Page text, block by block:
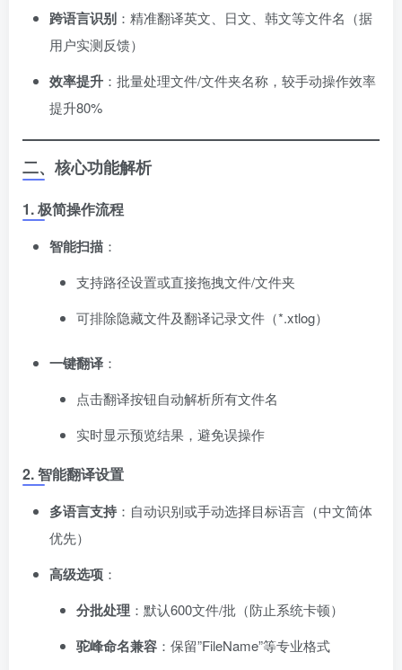
跨语言识别 ​：精准翻译英文、日文、韩文等文件名（据
用户实测反馈）
效率提升 ​：批量处理文件/文件夹名称，较手动操作效率
提升80%
二、核心功能解析
1. 极简操作流程
智能扫描 ​：
支持路径设置或直接拖拽文件/文件夹
可排除隐藏文件及翻译记录文件（*.xtlog）
一键翻译 ​：
点击翻译按钮自动解析所有文件名
实时显示预览结果，避免误操作
2. 智能翻译设置
多语言支持​：自动识别或手动选择目标语言（中文简体
优先）
高级选项 ​：
分批处理 ​：默认600文件/批（防止系统卡顿）
驼峰命名兼容 ​：保留”FileName”等专业格式